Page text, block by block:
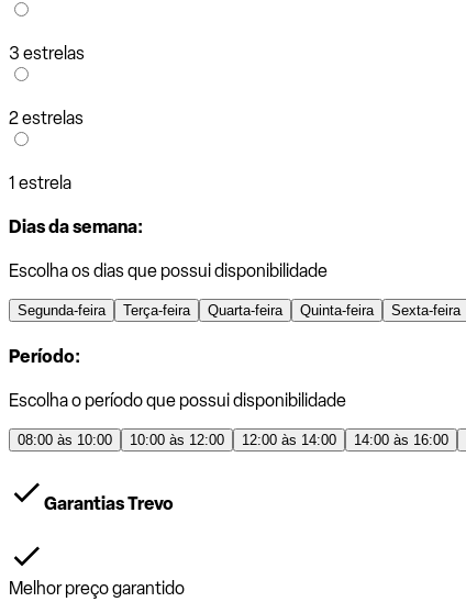
3 estrelas
2 estrelas
1 estrela
Dias da semana:
Escolha os dias que possui disponibilidade
Segunda-feira Terça-feira Quarta-feira Quinta-feira Sexta-feira
Período:
Escolha o período que possui disponibilidade
08:00 às 10:00 10:00 às 12:00 12:00 às 14:00 14:00 às 16:00
Garantias Trevo
Melhor preço garantido